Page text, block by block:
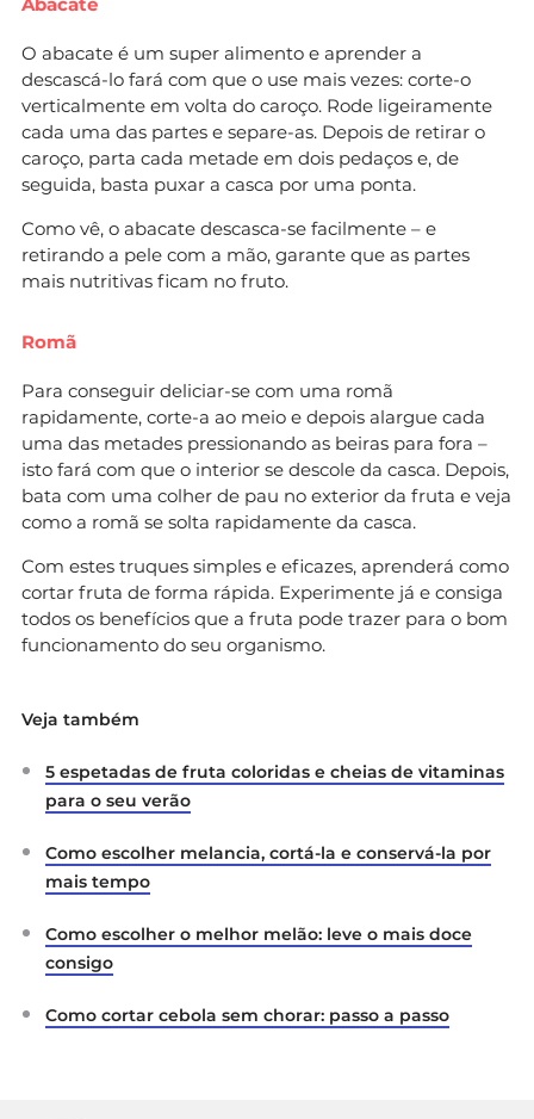
O abacate é um super alimento e aprender a
descascá-lo fará com que o use mais vezes: corte-o
verticalmente em volta do caroço. Rode ligeiramente
cada uma das partes e separe-as. Depois de retirar o
caroço, parta cada metade em dois pedaços e, de
seguida, basta puxar a casca por uma ponta.
Como vê, o abacate descasca-se facilmente – e
retirando a pele com a mão, garante que as partes
mais nutritivas ficam no fruto.
Romã
Para conseguir deliciar-se com uma romã
rapidamente, corte-a ao meio e depois alargue cada
uma das metades pressionando as beiras para fora –
isto fará com que o interior se descole da casca. Depois,
bata com uma colher de pau no exterior da fruta e veja
como a romã se solta rapidamente da casca.
Com estes truques simples e eficazes, aprenderá como
cortar fruta de forma rápida. Experimente já e consiga
todos os benefícios que a fruta pode trazer para o bom
funcionamento do seu organismo.
Veja também
5 espetadas de fruta coloridas e cheias de vitaminas
para o seu verão
Como escolher melancia, cortá-la e conservá-la por
mais tempo
Como escolher o melhor melão: leve o mais doce
consigo
Como cortar cebola sem chorar: passo a passo